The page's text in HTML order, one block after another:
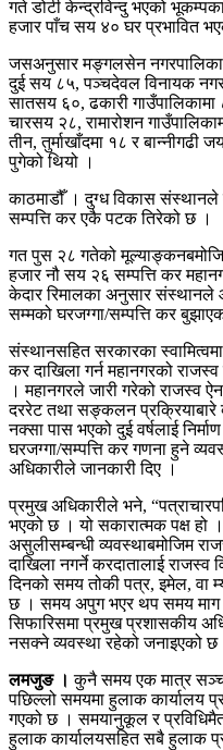
गते डोटी केन्द्रविन्दु भएको
हजार पाँच सय ४० घर प्रभावित
जसअनुसार मङ्गलसेन
दुई सय ८५, पञ्चदेवल विनायक
सातसय ६०, ढकारी
चारसय २८, रामारोशन
तीन, तुर्माखाँदमा १८ र बान्नीगढी
पुगेको थियो ।
काठमाडौँ । दुग्ध विकास संस्थानले
सम्पत्ति कर एकै पटक तिरेको छ ।
गत पुस २८ गतेको
हजार नौ सय २६ सम्पत्ति कर
केदार रिमालका अनुसार
सम्मको घरजग्गा/सम्पत्ति कर
संस्थानसहित सरकारका
कर दाखिला गर्न महानगरको
। महानगरले जारी गरेको राजस्व
दररेट तथा सङ्कलन
नक्सा पास भएको दुई वर्षलाई
घरजग्गा/सम्पत्ति कर गणना हुने
अधिकारीले जानकारी दिए ।
प्रमुख अधिकारीले भने,
भएको छ । यो सकारात्मक पक्ष हो
असुलीसम्बन्धी व्यवस्थाबमोजिम
दाखिला नगर्ने करदातालाई राजस्व
दिनको समय तोकी पत्र, इमेल, वा
छ । समय अपुग भएर थप समय माग
सिफारिसमा प्रमुख प्रशासकीय
नसक्ने व्यवस्था रहेको जनाइएको छ
लमजुङ ।कुनै समय एक मात्र
पछिल्लो समयमा हुलाक कार्यालय
गएको छ । समयानुकूल र
हुलाक कार्यालयसहित सबै हुलाक